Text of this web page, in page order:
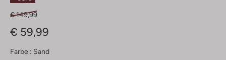
€ 149,99
€ 59,99
Farbe : Sand